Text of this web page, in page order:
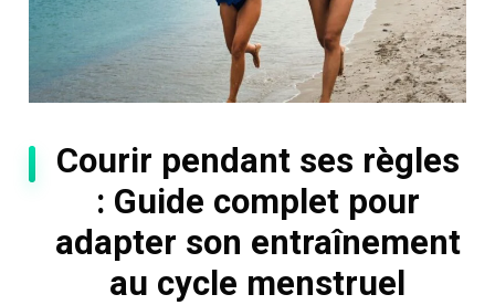
Courir pendant ses règles
: Guide complet pour
adapter son entraînement
au cycle menstruel